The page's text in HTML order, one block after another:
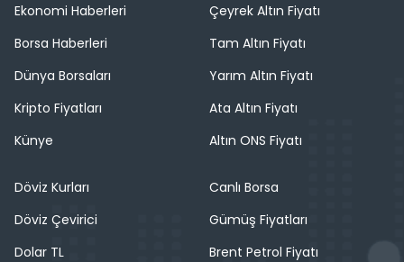
Ekonomi Haberleri
Borsa Haberleri
Dünya Borsaları
Kripto Fiyatları
Künye
Çeyrek Altın Fiyatı
Tam Altın Fiyatı
Yarım Altın Fiyatı
Ata Altın Fiyatı
Altın ONS Fiyatı
Döviz Kurları
Döviz Çevirici
Dolar TL
Canlı Borsa
Gümüş Fiyatları
Brent Petrol Fiyatı